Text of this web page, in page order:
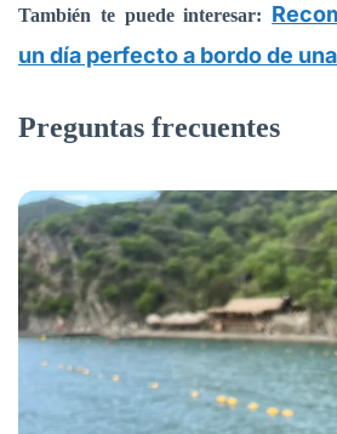
También te puede interesar:
un día perfecto a bordo de
Preguntas frecuentes